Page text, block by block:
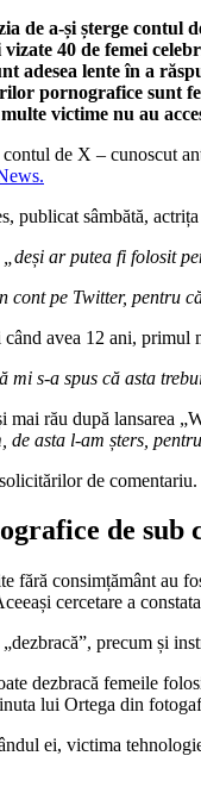
de a-și șterge
40 de femei
adesea lente în a
pornografice sunt
victime nu au
de X – cunoscut
sâmbătă,
„deși ar putea fi folosit
cont pe Twitter, pentru
avea 12 ani,
mi s-a spus că asta
mai rău după lansarea
de asta l-am șters,
de comentariu.
de sub
fără consimțământ au
cercetare a
precum și
dezbracă femeile
lui Ortega din
ei, victima